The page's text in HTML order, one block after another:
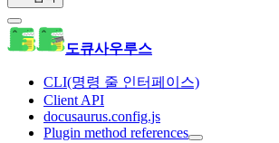
도큐사우루스
CLI(명령 줄 인터페이스)
Client API
docusaurus.config.js
Plugin method references